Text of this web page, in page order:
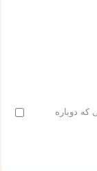
که دوباره